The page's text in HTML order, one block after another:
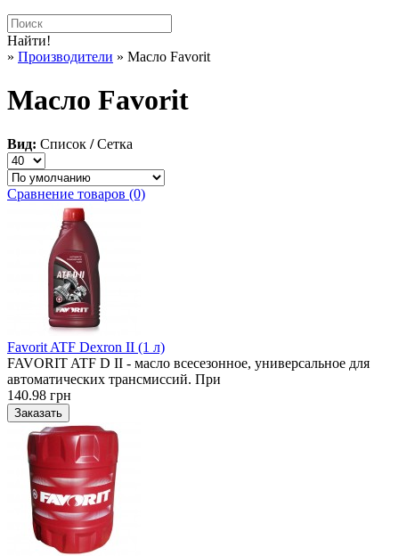
Найти!
» Производители » Масло Favorit
Масло Favorit
Вид: Список / Сетка
Сравнение товаров (0)
Favorit ATF Dexron II (1 л)
FAVORIT ATF D II - масло всесезонное, универсальное для
автоматических трансмиссий. При
140.98 грн